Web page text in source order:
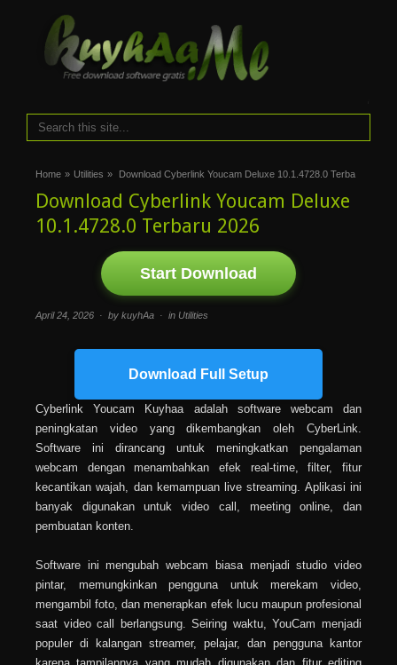
Home » Utilities » Download Cyberlink Youcam Deluxe 10.1.4728.0 Terba
Download Cyberlink Youcam Deluxe
10.1.4728.0 Terbaru 2026
Start Download
April 24, 2026 · by kuyhAa · in Utilities
Download Full Setup
Cyberlink Youcam Kuyhaa adalah software webcam dan
peningkatan video yang dikembangkan oleh CyberLink.
Software ini dirancang untuk meningkatkan pengalaman
webcam dengan menambahkan efek real-time, filter, fitur
kecantikan wajah, dan kemampuan live streaming. Aplikasi ini
banyak digunakan untuk video call, meeting online, dan
pembuatan konten.
Software ini mengubah webcam biasa menjadi studio video
pintar, memungkinkan pengguna untuk merekam video,
mengambil foto, dan menerapkan efek lucu maupun profesional
saat video call berlangsung. Seiring waktu, YouCam menjadi
populer di kalangan streamer, pelajar, dan pengguna kantor